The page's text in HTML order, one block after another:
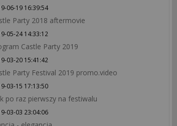
06-19 16:39:54
Party 2018 aftermovie
05-24 14:33:12
Castle Party 2019
03-20 15:41:42
Party Festival 2019 promo.video
03-15 17:13:50
po raz pierwszy na festiwalu
03-03 23:04:06